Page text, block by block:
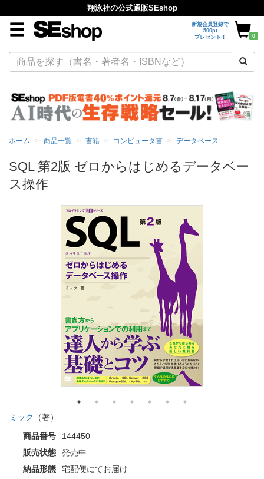
翔泳社の公式通販SEshop
新規会員登録で
500pt
プレゼント！
0
ホーム 商品一覧 書籍 コンピュータ書 データベース
SQL 第2版 ゼロからはじめるデータベー
ス操作
ミック
（著）
商品番号
144450
販売状態
発売中
納品形態
宅配便にてお届け